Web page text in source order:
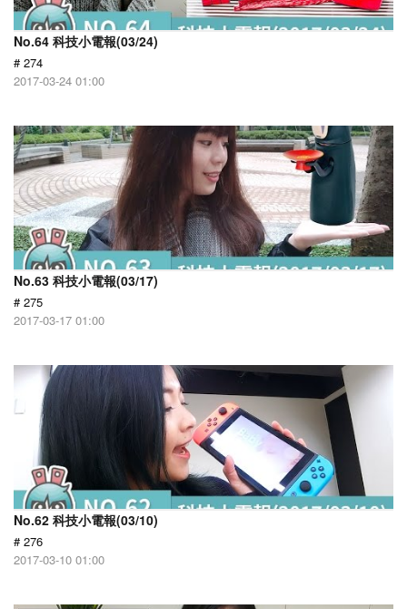
No.64 科技小電報(03/24)
# 274
2017-03-24 01:00
No.63 科技小電報(03/17)
# 275
2017-03-17 01:00
No.62 科技小電報(03/10)
# 276
2017-03-10 01:00